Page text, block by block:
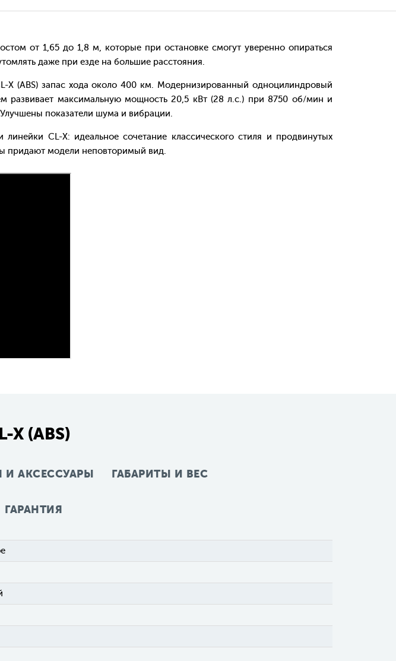
от 1,65 до 1,8 м, которые при остановке смогут уверенно опираться
даже при езде на большие расстояния.
(ABS) запас хода около 400 км. Модернизированный одноцилиндровый
развивает максимальную мощность 20,5 кВт (28 л.с.) при 8750 об/мин и
показатели шума и вибрации.
CL-X: идеальное сочетание классического стиля и продвинутых
придают модели неповторимый вид.
X (ABS)
И АКСЕССУАРЫ ГАБАРИТЫ И ВЕС
ГАРАНТИЯ